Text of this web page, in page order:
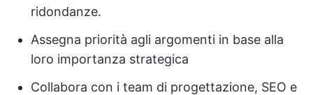
ridondanze.
Assegna priorità agli argomenti in base alla
loro importanza strategica
Collabora con i team di progettazione, SEO e